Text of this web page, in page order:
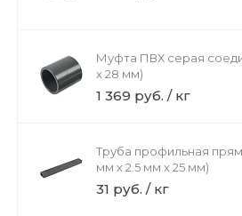
Муфта ПВХ серая
х 28 мм)
1 369 руб. / кг
Труба профильная
мм х 2.5 мм х 25 мм)
31 руб. / кг